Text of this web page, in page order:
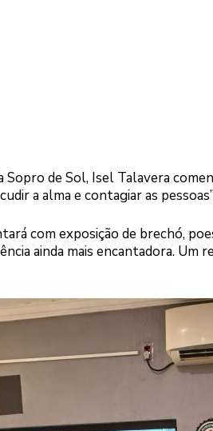
Sopro de Sol, Isel Talavera
a alma e contagiar as
com exposição de brechó,
ainda mais encantadora. Um